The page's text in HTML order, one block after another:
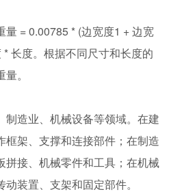
= 0.00785 * (边宽度1 + 边宽
长度。根据不同尺寸和长度的
。
制造业、机械设备等领域。在建
框架、支撑和连接部件；在制造
拼接、机械零件和工具；在机械
装置、支架和固定部件。